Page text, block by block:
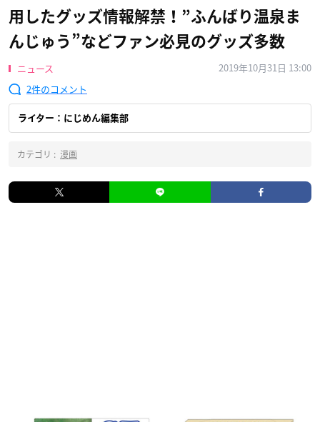
用したグッズ情報解禁！”ふんばり温泉ま
んじゅう”などファン必見のグッズ多数
ニュース
2019年10月31日 13:00
2
ライター：にじめん編集部
カテゴリ : 漫画